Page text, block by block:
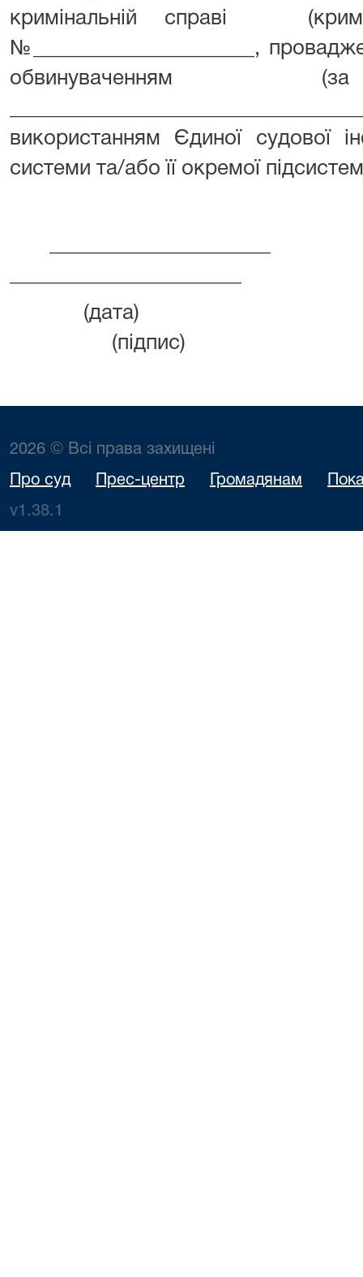
кримінальній справі
№_____________________,
обвинуваченням
використанням Єдиної судової
системи та/або її окремої
2026 © Всі права захищені
Про суд Прес-центр Громадянам
v1.38.1